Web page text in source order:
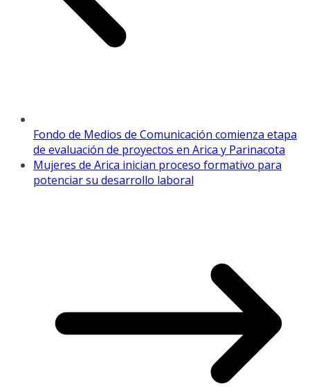
Fondo de Medios de Comunicación comienza etapa
de evaluación de proyectos en Arica y Parinacota
Mujeres de Arica inician proceso formativo para
potenciar su desarrollo laboral